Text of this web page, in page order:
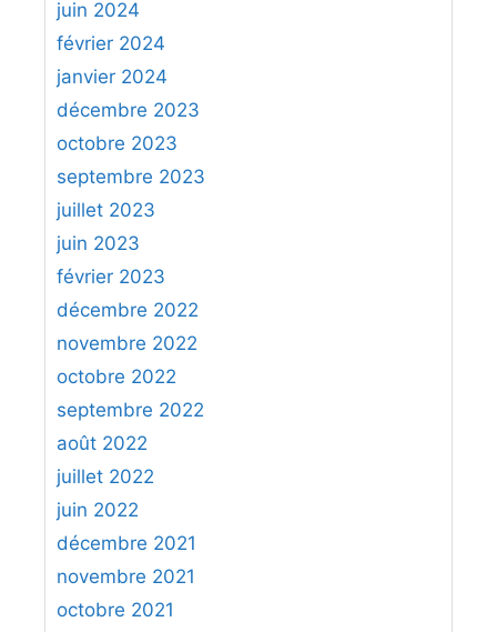
juin 2024
février 2024
janvier 2024
décembre 2023
octobre 2023
septembre 2023
juillet 2023
juin 2023
février 2023
décembre 2022
novembre 2022
octobre 2022
septembre 2022
août 2022
juillet 2022
juin 2022
décembre 2021
novembre 2021
octobre 2021